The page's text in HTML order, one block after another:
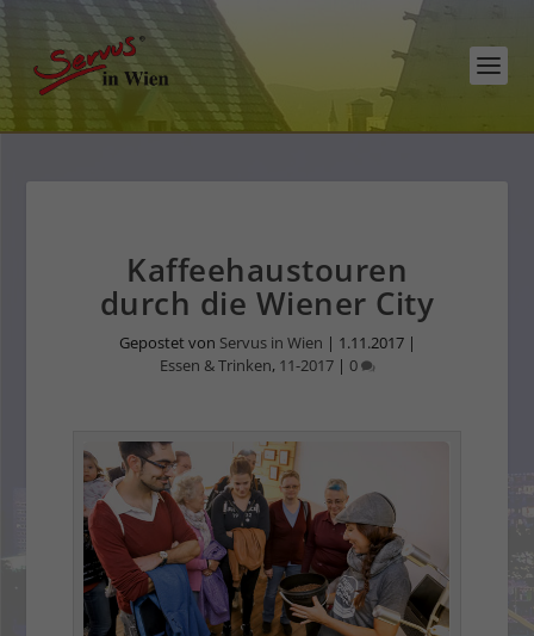
Kaffeehaustouren
durch die Wiener City
Gepostet von Servus in Wien | 1.11.2017|
Essen & Trinken, 11-2017| 0